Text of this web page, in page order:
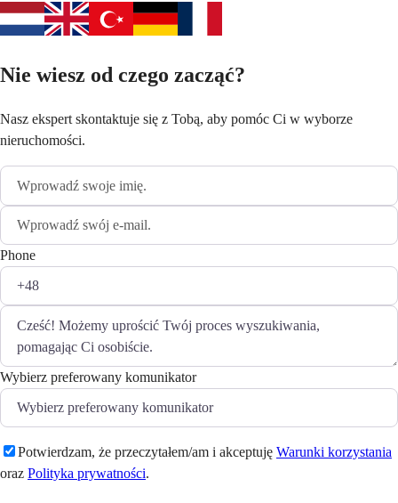
Nie wiesz od czego zacząć?
Nasz ekspert skontaktuje się z Tobą, aby pomóc Ci w wyborze
nieruchomości.
Phone
Wybierz preferowany komunikator
Potwierdzam, że przeczytałem/am i akceptuję Warunki korzystania
oraz Polityka prywatności.